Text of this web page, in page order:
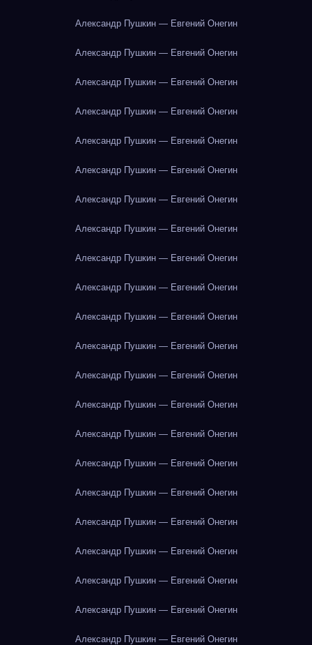
Александр Пушкин — Евгений Онегин
Александр Пушкин — Евгений Онегин
Александр Пушкин — Евгений Онегин
Александр Пушкин — Евгений Онегин
Александр Пушкин — Евгений Онегин
Александр Пушкин — Евгений Онегин
Александр Пушкин — Евгений Онегин
Александр Пушкин — Евгений Онегин
Александр Пушкин — Евгений Онегин
Александр Пушкин — Евгений Онегин
Александр Пушкин — Евгений Онегин
Александр Пушкин — Евгений Онегин
Александр Пушкин — Евгений Онегин
Александр Пушкин — Евгений Онегин
Александр Пушкин — Евгений Онегин
Александр Пушкин — Евгений Онегин
Александр Пушкин — Евгений Онегин
Александр Пушкин — Евгений Онегин
Александр Пушкин — Евгений Онегин
Александр Пушкин — Евгений Онегин
Александр Пушкин — Евгений Онегин
Александр Пушкин — Евгений Онегин